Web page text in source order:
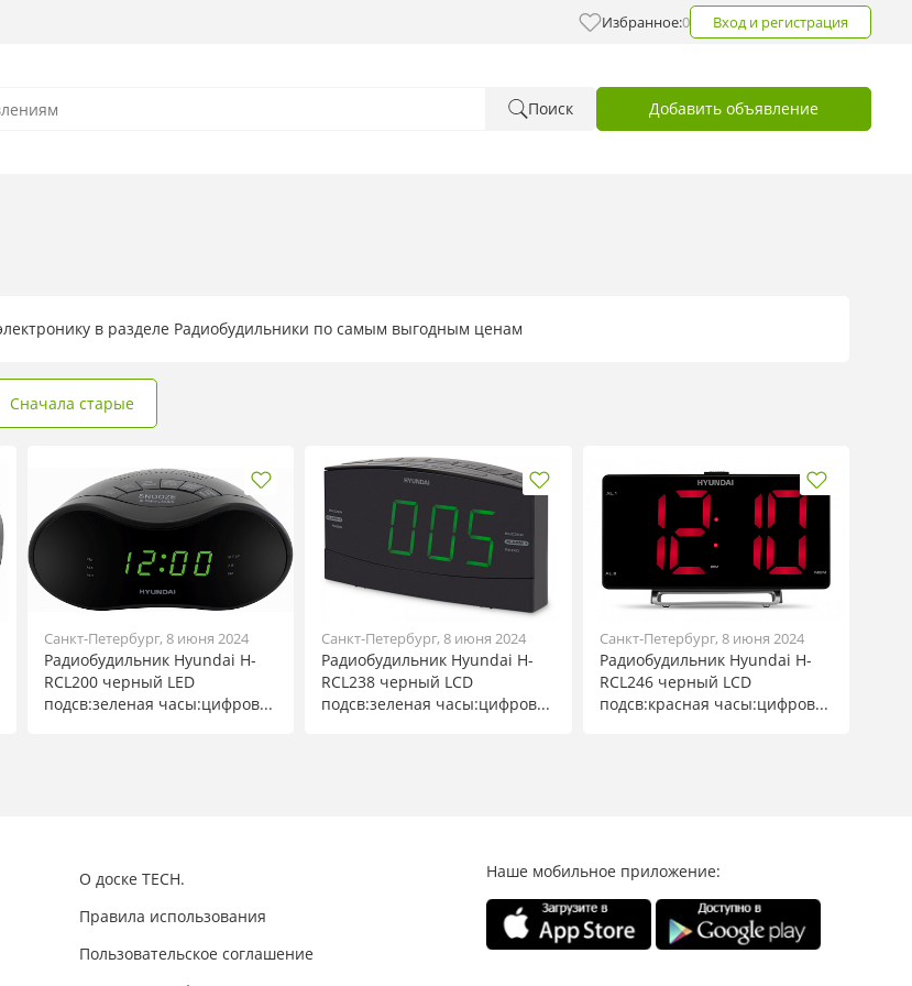
Избранное:0 Вход и регистрация
Поиск Добавить объявление
в разделе Радиобудильники по самым выгодным ценам
Сначала старые
Санкт-Петербург, 8 июня 2024
Радиобудильник Hyundai H-
RCL200 черный LED
подсв:зеленая часы:цифров...
Санкт-Петербург, 8 июня 2024
Радиобудильник Hyundai H-
RCL238 черный LCD
подсв:зеленая часы:цифров...
Санкт-Петербург, 8 июня 2024
Радиобудильник Hyundai H-
RCL246 черный LCD
подсв:красная часы:цифров...
О доске TECH.
Правила использования
Пользовательское соглашение
Наше мобильное приложение: